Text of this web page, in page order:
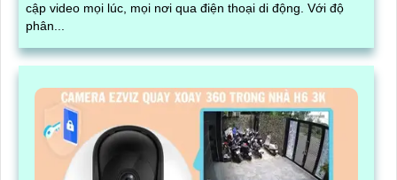
cập video mọi lúc, mọi nơi qua điện thoại di động. Với độ
phân...